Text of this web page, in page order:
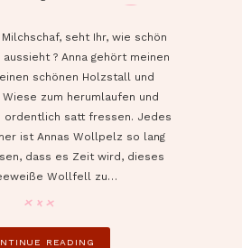
seht Ihr, wie schön
? Anna gehört meinen
schönen Holzstall und
zum herumlaufen und
ordentlich satt fressen. Jedes
ist Annas Wollpelz so lang
dass es Zeit wird, dieses
Wollfell zu…
READING